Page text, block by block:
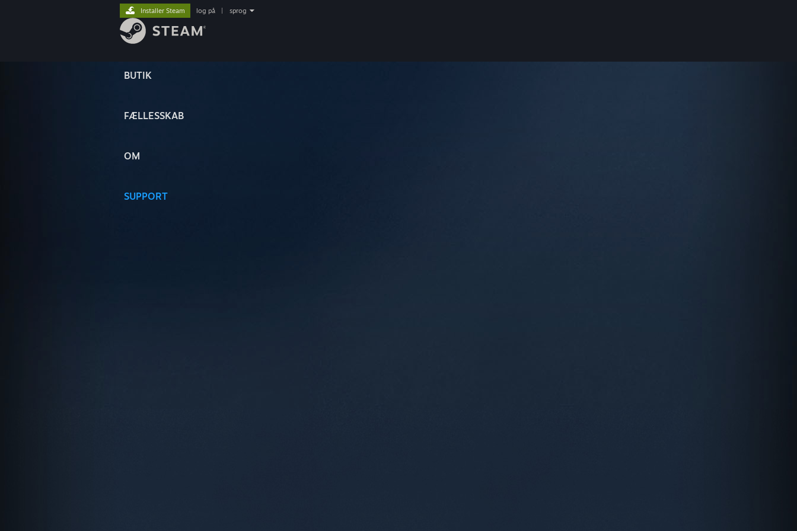
BUTIK
FÆLLESSKAB
OM
SUPPORT
Installer Steam log på sprog